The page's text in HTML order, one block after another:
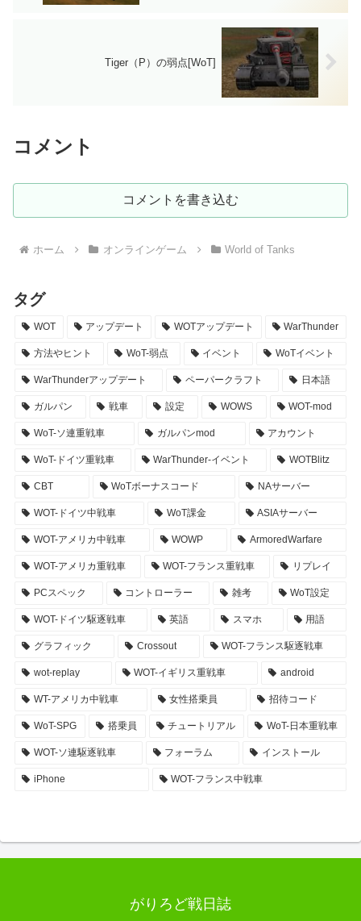
Tiger（P）の弱点[WoT]
コメント
コメントを書き込む
ホーム オンラインゲーム World of Tanks
タグ
WOT アップデート WOTアップデート WarThunder
方法やヒント WoT-弱点 イベント WoTイベント
WarThunderアップデート ペーパークラフト 日本語
ガルパン 戦車 設定 WOWS WOT-mod
WoT-ソ連重戦車 ガルパンmod アカウント
WoT-ドイツ重戦車 WarThunder-イベント WOTBlitz
CBT WoTボーナスコード NAサーバー
WOT-ドイツ中戦車 WoT課金 ASIAサーバー
WOT-アメリカ中戦車 WOWP ArmoredWarfare
WOT-アメリカ重戦車 WOT-フランス重戦車 リプレイ
PCスペック コントローラー 雑考 WoT設定
WOT-ドイツ駆逐戦車 英語 スマホ 用語
グラフィック Crossout WOT-フランス駆逐戦車
wot-replay WOT-イギリス重戦車 android
WT-アメリカ中戦車 女性搭乗員 招待コード
WoT-SPG 搭乗員 チュートリアル WoT-日本重戦車
WOT-ソ連駆逐戦車 フォーラム インストール
iPhone WOT-フランス中戦車
がりろど戦日誌